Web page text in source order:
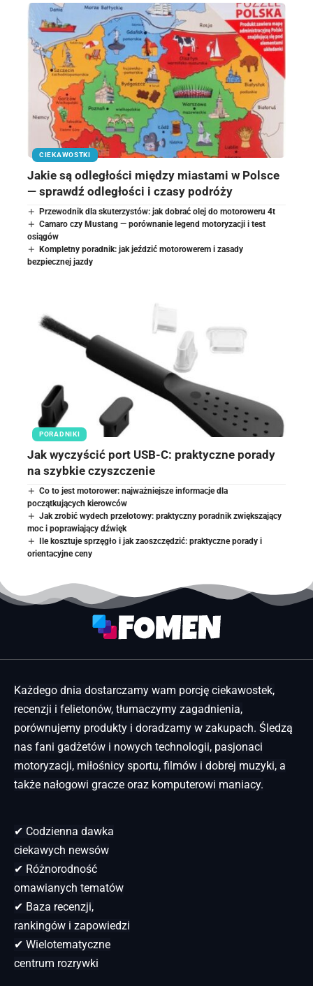
CIEKAWOSTKI
Jakie są odległości między miastami w Polsce
— sprawdź odległości i czasy podróży
Przewodnik dla skuterzystów: jak dobrać olej do motoroweru 4t
Camaro czy Mustang — porównanie legend motoryzacji i test
osiągów
Kompletny poradnik: jak jeździć motorowerem i zasady
bezpiecznej jazdy
PORADNIKI
Jak wyczyścić port USB-C: praktyczne porady
na szybkie czyszczenie
Co to jest motorower: najważniejsze informacje dla
początkujących kierowców
Jak zrobić wydech przelotowy: praktyczny poradnik zwiększający
moc i poprawiający dźwięk
Ile kosztuje sprzęgło i jak zaoszczędzić: praktyczne porady i
orientacyjne ceny
Każdego dnia dostarczamy wam porcję ciekawostek,
recenzji i felietonów, tłumaczymy zagadnienia,
porównujemy produkty i doradzamy w zakupach. Śledzą
nas fani gadżetów i nowych technologii, pasjonaci
motoryzacji, miłośnicy sportu, filmów i dobrej muzyki, a
także nałogowi gracze oraz komputerowi maniacy.
✔ Codzienna dawka
ciekawych newsów
✔ Różnorodność
omawianych tematów
✔ Baza recenzji,
rankingów i zapowiedzi
✔ Wielotematyczne
centrum rozrywki